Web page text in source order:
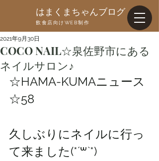
はまくまちゃんブログ
飲食店向けWEB制作
COCO NAIL☆泉佐野市にある
ネイルサロン♪
2021年9月30日
☆HAMA-KUMAニュース
☆58
久しぶりにネイルに行っ
て来ました(*´꒳`*)